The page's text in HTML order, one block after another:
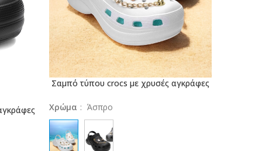
ΕΠΙΛΟΓΉ
Σαμπό τύπου crocs με χρυσές αγκράφες
Χρώμα : Άσπρο